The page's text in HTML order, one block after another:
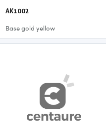
AK1002
Base gold yellow